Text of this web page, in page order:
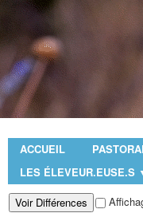
ACCUEIL
LES ÉLEVEUR.EUSE.S